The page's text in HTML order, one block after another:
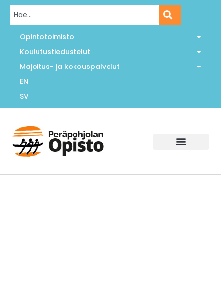
Opintotoimisto
Koulutustiedustelut
Majoitus- ja kokouspalvelut
EN
SV